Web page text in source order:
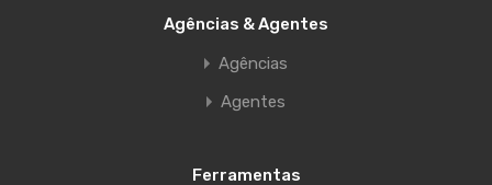
Agências & Agentes
Agências
Agentes
Ferramentas